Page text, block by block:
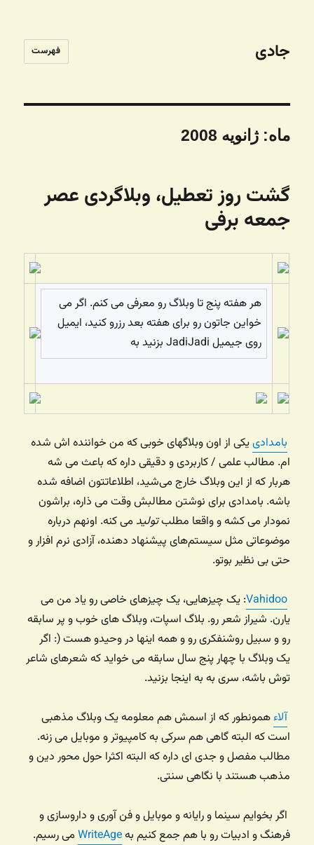
جادی فهرست
ماه:ژانویه 2008
گشت روز تعطیل، وبلاگردی عصر
جمعه برفی
هر هفته پنج تا وبلاگ رو معرفی می کنم. اگر می
خواین جاتون رو برای هفته بعد رزرو کنید، ایمیل
بزنید به JadiJadi روی جیمیل
بامدادییکی از اون وبلاگهای خوبی که من خواننده اش شده
ام. مطالب علمی / کاربردی و دقیقی داره که باعث می شه
هربار که از این وبلاگ خارج می‌شید، اطلاعاتتون اضافه شده
باشه. بامدادی برای نوشتن مطالبش وقت می ذاره، براشون
نمودار می کشه و واقعا مطلبتولید می کنه. اونهم درباره
موضوعاتی مثل سیستم‌های پیشنهاد دهنده، آزادی نرم افزار و
حتی بی نظیر بوتو.
Vahidoo: یک چیزهایی، یک چیزهای خاصی رو یاد من می
یارن. شیراز شعر رو. بلاگ اسپات، وبلاگ های خوب و پر سابقه
رو و سبیل روشنفکری رو و همه اینها در وحیدو هست (: اگر
یک وبلاگ با چهار پنج سال سابقه می خواید که شعرهای شاعر
توش باشه، سری به به اینجا بزنید.
آلاءهمونطور که از اسمش هم معلومه یک وبلاگ مذهبی
است که البته گاهی هم سرکی به کامپیوتر و موبایل می زنه.
مطالب مفصل و جدی ای داره که البته اکثرا حول محور دین و
مذهب هستند با نگاهی سنتی.
اگر بخوایم سینما و رایانه و موبایل و فن آوری و داروسازی و
فرهنگ و ادبیات رو با هم جمع کنیم بهWriteAge می رسیم.